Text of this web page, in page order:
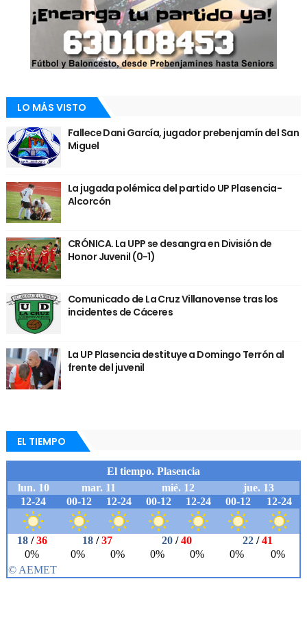
LO MÁS VISTO
Fallece Dani García, jugador prebenjamín del San
Miguel
La jugada polémica del partido UP Plasencia-
Alcorcón
CRÓNICA. La UPP se desangra en División de
Honor Juvenil (0-1)
Comunicado de La Cruz Villanovense tras los
incidentes de Cáceres
La UP Plasencia destituye a Domingo Terrón al
frente del juvenil
EL TIEMPO